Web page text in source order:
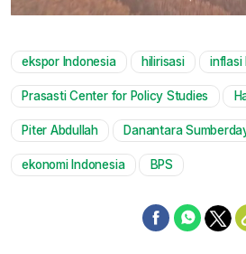
ekspor Indonesia hilirisasi inflasi
Prasasti Center for Policy Studies
Piter Abdullah Danantara
ekonomi Indonesia BPS